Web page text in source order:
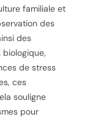
familiale et
des
des
de stress
ces
souligne
pour